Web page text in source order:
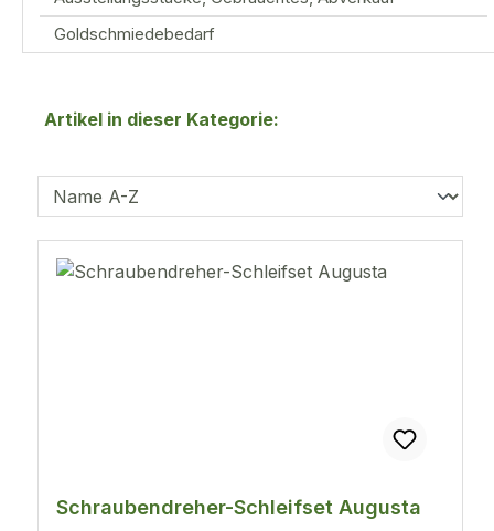
Goldschmiedebedarf
Artikel in dieser Kategorie:
Schraubendreher-Schleifset Augusta